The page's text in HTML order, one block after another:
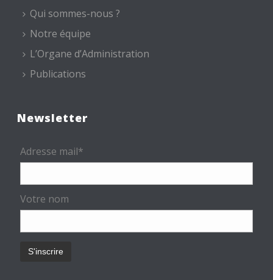
Qui sommes-nous ?
Notre équipe
L’Organe d’Administration
Publications
Newsletter
Adresse mail*
Votre nom